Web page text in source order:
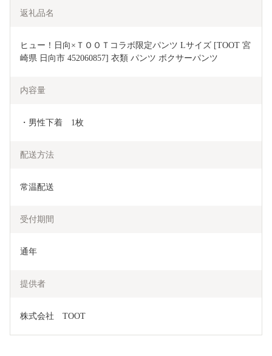
返礼品名
ヒュー！日向×ＴＯＯＴコラボ限定パンツ Lサイズ [TOOT 宮
崎県 日向市 452060857] 衣類 パンツ ボクサーパンツ
内容量
・男性下着　1枚
配送方法
常温配送
受付期間
通年
提供者
株式会社　TOOT